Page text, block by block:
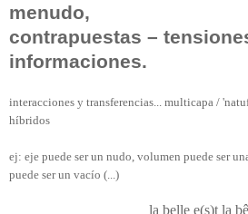
menudo,
contrapuestas –
informaciones.
interacciones y transferencias... multicapa /
híbridos
ej: eje puede ser un nudo, volumen puede ser
puede ser un vacío (...)
la belle e(s)t la